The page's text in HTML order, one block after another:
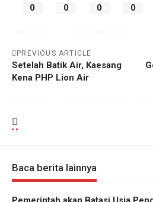
0 0 0 0
PREVIOUS ARTICLE
Setelah Batik Air, Kaesang
Kena PHP Lion Air
Baca berita lainnya